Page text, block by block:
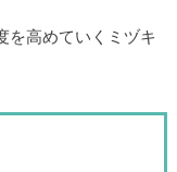
を高めていくミヅキ